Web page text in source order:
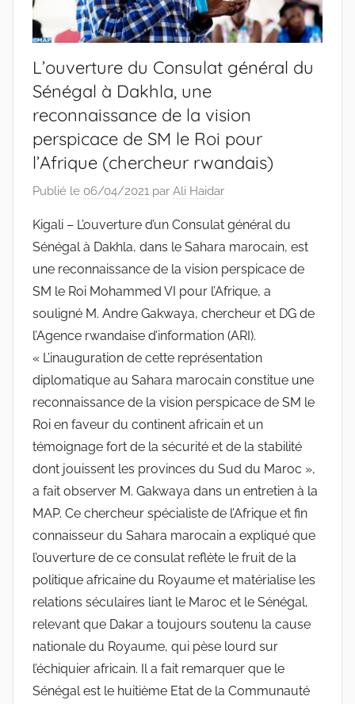
L’ouverture du Consulat général du
Sénégal à Dakhla, une
reconnaissance de la vision
perspicace de SM le Roi pour
l’Afrique (chercheur rwandais)
Publié le 06/04/2021 par Ali Haidar
Kigali – L’ouverture d’un Consulat général du
Sénégal à Dakhla, dans le Sahara marocain, est
une reconnaissance de la vision perspicace de
SM le Roi Mohammed VI pour l’Afrique, a
souligné M. Andre Gakwaya, chercheur et DG de
l’Agence rwandaise d’information (ARI).
« L’inauguration de cette représentation
diplomatique au Sahara marocain constitue une
reconnaissance de la vision perspicace de SM le
Roi en faveur du continent africain et un
témoignage fort de la sécurité et de la stabilité
dont jouissent les provinces du Sud du Maroc »,
a fait observer M. Gakwaya dans un entretien à la
MAP. Ce chercheur spécialiste de l’Afrique et fin
connaisseur du Sahara marocain a expliqué que
l’ouverture de ce consulat reflète le fruit de la
politique africaine du Royaume et matérialise les
relations séculaires liant le Maroc et le Sénégal,
relevant que Dakar a toujours soutenu la cause
nationale du Royaume, qui pèse lourd sur
l’échiquier africain. Il a fait remarquer que le
Sénégal est le huitième Etat de la Communauté